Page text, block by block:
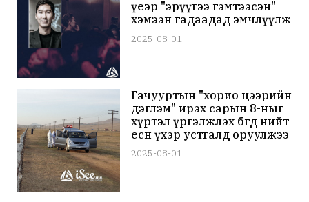
үеэр "эрүүгээ гэмтээсэн"
хэмээн гадаадад эмчлүүлж
байж болзошгүй байна
2025-08-01
Гачууртын "хорио цээрийн
дэглэм" ирэх сарын 8-ныг
хүртэл үргэлжлэх бөгөөд нийт
есөн үхэр устгалд оруулжээ
2025-08-01